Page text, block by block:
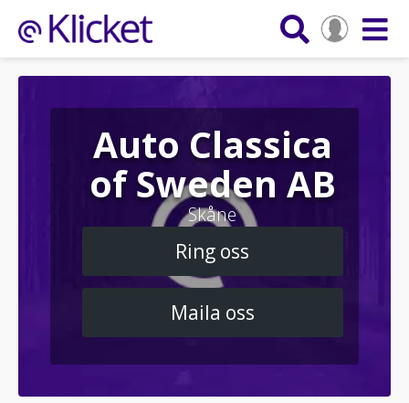
Auto Classica
of Sweden AB
Skåne
Ring oss
Maila oss